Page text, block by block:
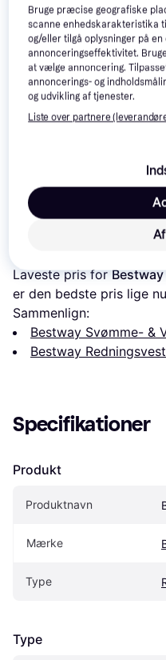
499 kr.
Læs om
Laveste pris for
er den bedste pris lige
Sammenlign:
Bestway Svømme- &
Bestway
Specifikationer
Produkt
Produktnavn
Mærke
Type
Type
Bruge præcise geografiske
scanne enhedskarakteristika
og/eller tilgå oplysninger på en
annonceringseffektivitet.
at vælge annoncering.
annoncerings- og
og udvikling af tjenester.
Liste over partnere